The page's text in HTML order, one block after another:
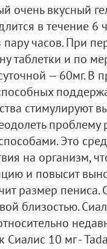
очень вкусный
в течение 6
пару часов. При
таблетки и по
— 60мг. В
стимулируют
Это
на организм,
и повысит
размер пениса.
близостью.
Сиалис 10 мг -